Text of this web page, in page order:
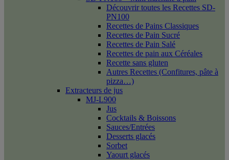
Découvrir toutes les Recettes SD-
PN100
Recettes de Pains Classiques
Recettes de Pain Sucré
Recettes de Pain Salé
Recettes de pain aux Céréales
Recette sans gluten
Autres Recettes (Confitures, pâte à
pizza…)
Extracteurs de jus
MJ-L900
Jus
Cocktails & Boissons
Sauces/Entrées
Desserts glacés
Sorbet
Yaourt glacés